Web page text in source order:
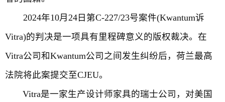
2024年10月24日第C-227/23号案件(Kwantum诉
Vitra)的判决是一项具有里程碑意义的版权裁决。在
Vitra公司和Kwantum公司之间发生纠纷后，荷兰最高
法院将此案提交至CJEU。
Vitra是一家生产设计师家具的瑞士公司，对美国